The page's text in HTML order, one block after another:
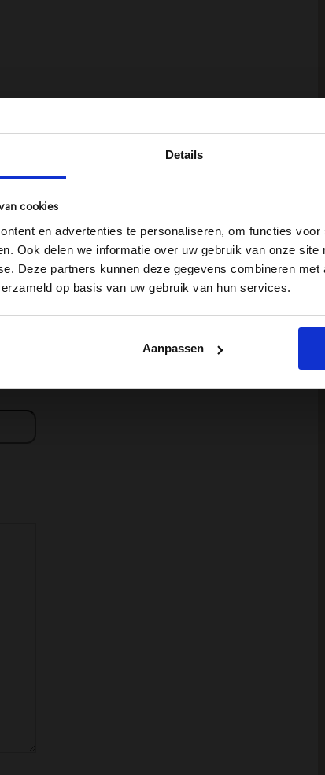
Details
cookies
en advertenties te personaliseren, om functies
Ook delen we informatie over uw gebruik van onze
Deze partners kunnen deze gegevens combineren
op basis van uw gebruik van hun services.
Aanpassen